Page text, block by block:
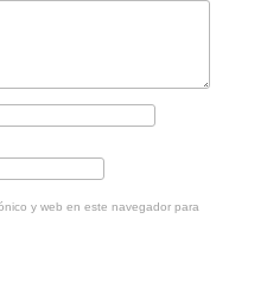
y web en este navegador para